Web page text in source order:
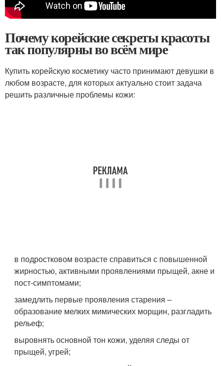
Почему корейские секреты красоты
так популярны во всём мире
Купить корейскую косметику часто принимают девушки в
любом возрасте, для которых актуально стоит задача
решить различные проблемы кожи:
в подростковом возрасте справиться с повышенной
жирностью, активными проявлениями прыщей, акне и
пост-симптомами;
замедлить первые проявления старения –
образование мелких мимических морщин, разгладить
рельеф;
выровнять основной тон кожи, уделяя следы от
прыщей, угрей;